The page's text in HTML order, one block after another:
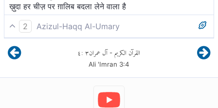
ख़ुदा हर चीज़ पर ग़ालिब बदला लेने वाला है
2
Azizul-Haqq Al-Umary
इससे पूर्व, लोगों के मार्गदर्शन के लिए और फ़ुर्क़ान उतारा है[1] तथा
जिन्होंने अल्लाह की आयतों को अस्वीकार किया, उन्हीं के लिए कड़ी
यातना है और अल्लाह प्रभुत्वशाली, बदला लेने वाला है।
القرآن الكريم - آل عمران٣:٤
Ali 'Imran 3:4